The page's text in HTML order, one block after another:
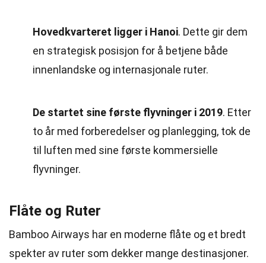
Hovedkvarteret ligger i Hanoi. Dette gir dem
en strategisk posisjon for å betjene både
innenlandske og internasjonale ruter.
De startet sine første flyvninger i 2019. Etter
to år med forberedelser og planlegging, tok de
til luften med sine første kommersielle
flyvninger.
Flåte og Ruter
Bamboo Airways har en moderne flåte og et bredt
spekter av ruter som dekker mange destinasjoner.